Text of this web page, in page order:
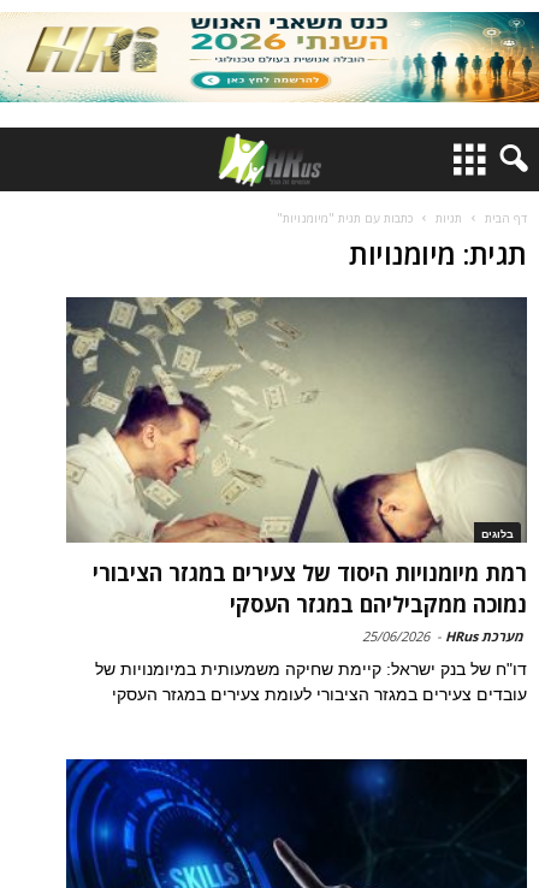
דף הבית תגיות כתבות עם תגית "מיומנויות"
תגית: מיומנויות
בלוגים
רמת מיומנויות היסוד של צעירים במגזר הציבורי
נמוכה ממקביליהם במגזר העסקי
מערכת HRus -
25/06/2026
דו"ח של בנק ישראל: קיימת שחיקה משמעותית במיומנויות של
עובדים צעירים במגזר הציבורי לעומת צעירים במגזר העסקי